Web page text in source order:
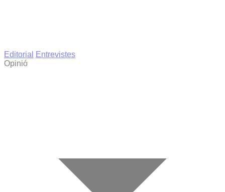
Editorial
Entrevistes
Opinió